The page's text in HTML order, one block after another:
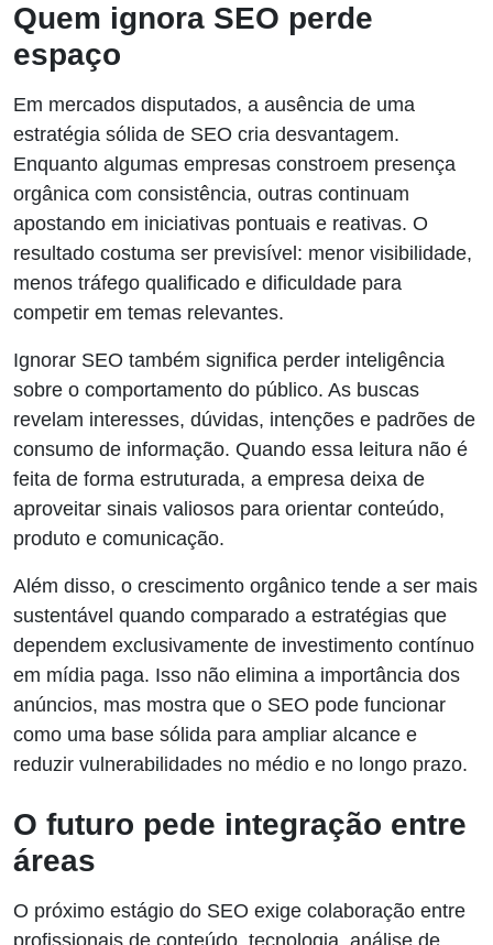
Quem ignora SEO perde
espaço
Em mercados disputados, a ausência de uma
estratégia sólida de SEO cria desvantagem.
Enquanto algumas empresas constroem presença
orgânica com consistência, outras continuam
apostando em iniciativas pontuais e reativas. O
resultado costuma ser previsível: menor visibilidade,
menos tráfego qualificado e dificuldade para
competir em temas relevantes.
Ignorar SEO também significa perder inteligência
sobre o comportamento do público. As buscas
revelam interesses, dúvidas, intenções e padrões de
consumo de informação. Quando essa leitura não é
feita de forma estruturada, a empresa deixa de
aproveitar sinais valiosos para orientar conteúdo,
produto e comunicação.
Além disso, o crescimento orgânico tende a ser mais
sustentável quando comparado a estratégias que
dependem exclusivamente de investimento contínuo
em mídia paga. Isso não elimina a importância dos
anúncios, mas mostra que o SEO pode funcionar
como uma base sólida para ampliar alcance e
reduzir vulnerabilidades no médio e no longo prazo.
O futuro pede integração entre
áreas
O próximo estágio do SEO exige colaboração entre